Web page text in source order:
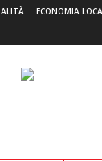
ECONOMIA